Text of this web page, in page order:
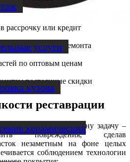
услуги
кузова
керамических
рассрочку или кредит
и оценка ремонта
по оптовым ценам
постоянные скидки
реставрации
призвана решить одну задачу –
повреждения, сделав
незаметным на фоне целых
соблюдением технологии